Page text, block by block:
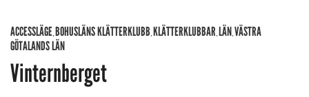
ACCESSLÄGE,BOHUSLÄNS KLÄTTERKLUBB,KLÄTTERKLUBBAR,LÄN,VÄSTRA
GÖTALANDS LÄN
Vinternberget